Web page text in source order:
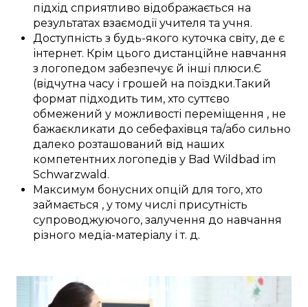
підхід сприятливо відображається на
результатах взаємодії учителя та учня.
Доступність з будь-якого куточка світу, де є
інтернет. Крім цього дистанційне навчання
з логопедом забезпечує й інші плюси.Є
(відчутна часу і грошей на поїздки.Такий
формат підходить тим, хто суттєво
обмежений у можливості переміщення , не
бажаєкликати до себефахівця та/або сильно
далеко розташований від наших
компетентних логопедів у Bad Wildbad im
Schwarzwald .
Максимум бонусних опцій длятого, хто
займається , у тому числі присутність
супроводжуючого, залучення до навчання
різного медіа-матеріалу і т. д.